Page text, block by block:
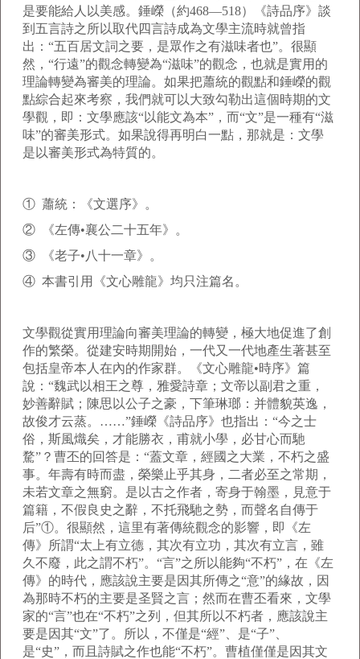
是要能給人以美感。錘嶸（約468—518）《詩品序》談
到五言詩之所以取代四言詩成為文學主流時就曾指
出：“五百居文詞之要，是眾作之有滋味者也”。很顯
然，“行遠”的觀念轉變為“滋味”的觀念，也就是實用的
理論轉變為審美的理論。如果把蕭統的觀點和錘嶸的觀
點綜合起來考察，我們就可以大致勾勒出這個時期的文
學觀，即：文學應該“以能文為本”，而“文”是一種有“滋
味”的審美形式。如果說得再明白一點，那就是：文學
是以審美形式為特質的。
① 蕭統：《文選序》。
② 《左傳•襄公二十五年》。
③ 《老子•八十一章》。
④ 本書引用《文心雕龍》均只注篇名。
文學觀從實用理論向審美理論的轉變，極大地促進了創
作的繁榮。從建安時期開始，一代又一代地產生著甚至
包括皇帝本人在內的作家群。《文心雕龍•時序》篇
說：“魏武以相王之尊，雅愛詩章；文帝以副君之重，
妙善辭賦；陳思以公子之豪，下筆琳瑯：并體貌英逸，
故俊才云蒸。……”錘嶸《詩品序》也指出：“今之士
俗，斯風熾矣，才能勝衣，甫就小學，必甘心而馳
騖”？曹丕的回答是：“蓋文章，經國之大業，不朽之盛
事。年壽有時而盡，榮樂止乎其身，二者必至之常期，
未若文章之無窮。是以古之作者，寄身于翰墨，見意于
篇籍，不假良史之辭，不托飛馳之勢，而聲名自傳于
后”①。很顯然，這里有著傳統觀念的影響，即《左
傳》所謂“太上有立德，其次有立功，其次有立言，雖
久不廢，此之謂不朽”。“言”之所以能夠“不朽”，在《左
傳》的時代，應該說主要是因其所傳之“意”的緣故，因
為那時不朽的主要是圣賢之言；然而在曹丕看來，文學
家的“言”也在“不朽”之列，但其所以不朽者，應該說主
要是因其“文”了。所以，不僅是“經”、是“子”、
是“史”，而且詩賦之作也能“不朽”。曹植僅僅是因其文